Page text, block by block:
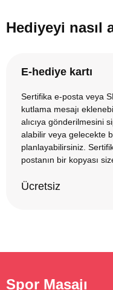
Hediyeyi nasıl
E-hediye kartı
Sertifika e-posta veya
kutlama mesajı
alıcıya gönderilmesini
alabilir veya gelecekte
planlayabilirsiniz.
postanın bir kopyası
Ücretsiz
Spor Masajı